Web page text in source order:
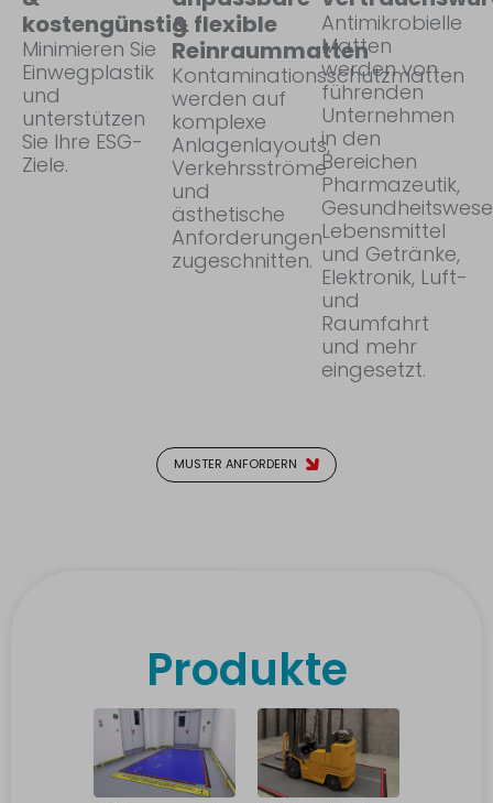
kostengünstig
Minimieren Sie
Einwegplastik
und
unterstützen
Sie Ihre ESG-
Ziele.
& flexible
Reinraummatten
Kontaminationsschutzmatten
werden auf
komplexe
Anlagenlayouts,
Verkehrsströme
und
ästhetische
Anforderungen
zugeschnitten.
Antimikrobielle
Matten
werden von
führenden
Unternehmen
in den
Bereichen
Pharmazeutik,
Lebensmittel
und Getränke,
Elektronik, Luft-
und
Raumfahrt
und mehr
eingesetzt.
MUSTER ANFORDERN
Produkte